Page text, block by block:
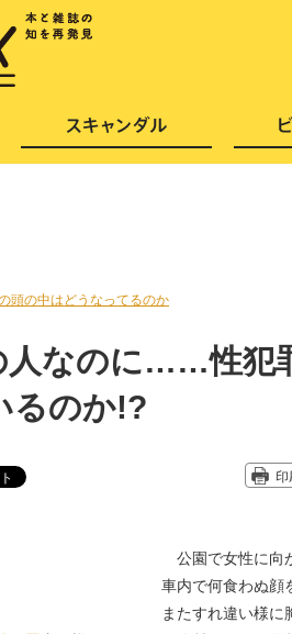
頭の中はどうなってるのか
人なのに……性犯
るのか!?
印
公園で女性に向
車内で何食わぬ顔
またすれ違い様に
芸能・エンタ